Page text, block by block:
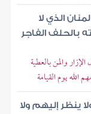
الذي لا
بالحلف الفاجر
والمن بالعطية
الله يوم القيامة
ينظر إليهم ولا